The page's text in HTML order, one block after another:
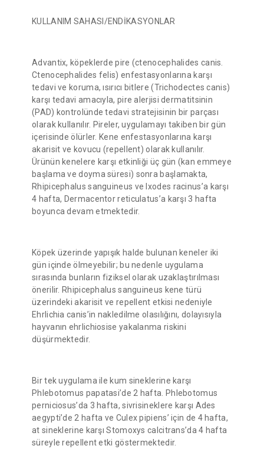
KULLANIM SAHASI/ENDİKASYONLAR
Advantix, köpeklerde pire (ctenocephalides canis.
Ctenocephalides felis) enfestasyonlarına karşı
tedavi ve koruma, ısırıcı bitlere (Trichodectes canis)
karşı tedavi amacıyla, pire alerjisi dermatitsinin
(PAD) kontrolünde tedavi stratejisinin bir parçası
olarak kullanılır. Pireler, uygulamayı takiben bir gün
içerisinde ölürler. Kene enfestasyonlarına karşı
akarisit ve kovucu (repellent) olarak kullanılır.
Ürünün kenelere karşı etkinliği üç gün (kan emmeye
başlama ve doyma süresi) sonra başlamakta,
Rhipicephalus sanguineus ve Ixodes racinus’a karşı
4 hafta, Dermacentor reticulatus’a karşı 3 hafta
boyunca devam etmektedir.
Köpek üzerinde yapışık halde bulunan keneler iki
gün içinde ölmeyebilir; bu nedenle uygulama
sırasında bunların fiziksel olarak uzaklaştırılması
önerilir. Rhipicephalus sanguineus kene türü
üzerindeki akarisit ve repellent etkisi nedeniyle
Ehrlichia canis’in nakledilme olasılığını, dolayısıyla
hayvanın ehrlichiosise yakalanma riskini
düşürmektedir.
Bir tek uygulama ile kum sineklerine karşı
Phlebotomus papatasi’de 2 hafta. Phlebotomus
perniciosus’da 3 hafta, sivrisineklere karşı Ades
aegypti’de 2 hafta ve Culex pipiens’ için de 4 hafta,
at sineklerine karşı Stomoxys calcitrans’da 4 hafta
süreyle repellent etki göstermektedir.